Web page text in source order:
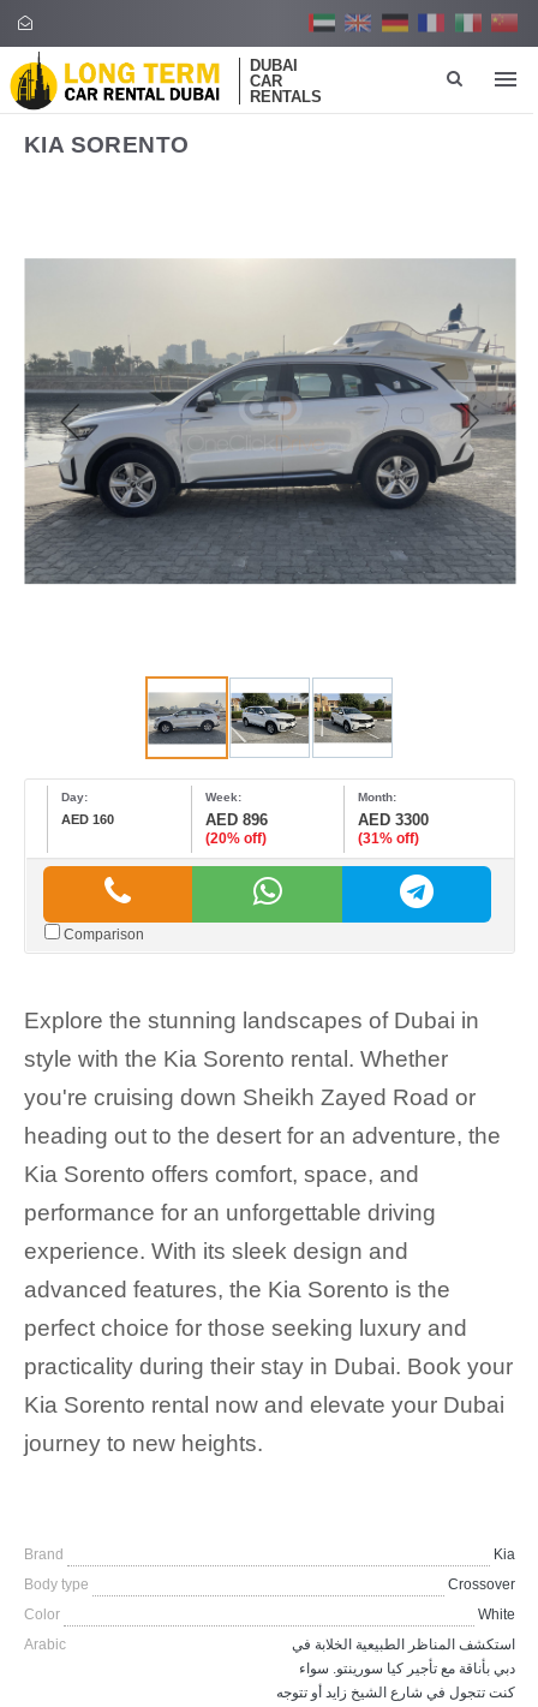
DUBAI
CAR
RENTALS
KIA SORENTO
Day:
AED 160
Week:
AED 896
(20% off)
Month:
AED 3300
(31% off)
Comparison
Explore the stunning landscapes of Dubai in
style with the Kia Sorento rental. Whether
you're cruising down Sheikh Zayed Road or
heading out to the desert for an adventure, the
Kia Sorento offers comfort, space, and
performance for an unforgettable driving
experience. With its sleek design and
advanced features, the Kia Sorento is the
perfect choice for those seeking luxury and
practicality during their stay in Dubai. Book your
Kia Sorento rental now and elevate your Dubai
journey to new heights.
Brand
Kia
Body type
Crossover
Color
White
Arabic
استكشف المناظر الطبيعية الخلابة في
دبي بأناقة مع تأجير كيا سورينتو. سواء
كنت تتجول في شارع الشيخ زايد أو تتوجه